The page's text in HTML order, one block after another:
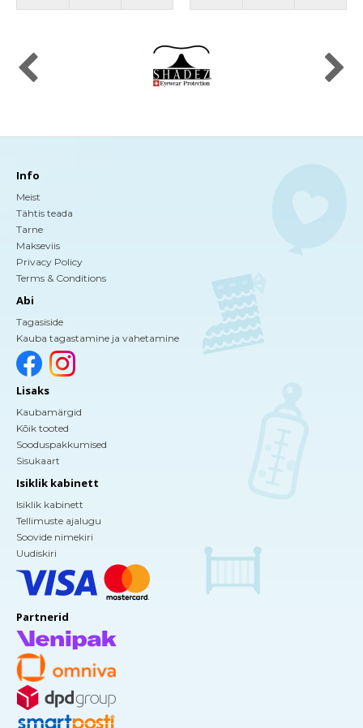
Info
Meist
Tähtis teada
Tarne
Makseviis
Privacy Policy
Terms & Conditions
Abi
Tagasiside
Kauba tagastamine ja vahetamine
Lisaks
Kaubamärgid
Kõik tooted
Sooduspakkumised
Sisukaart
Isiklik kabinett
Isiklik kabinett
Tellimuste ajalugu
Soovide nimekiri
Uudiskiri
Partnerid